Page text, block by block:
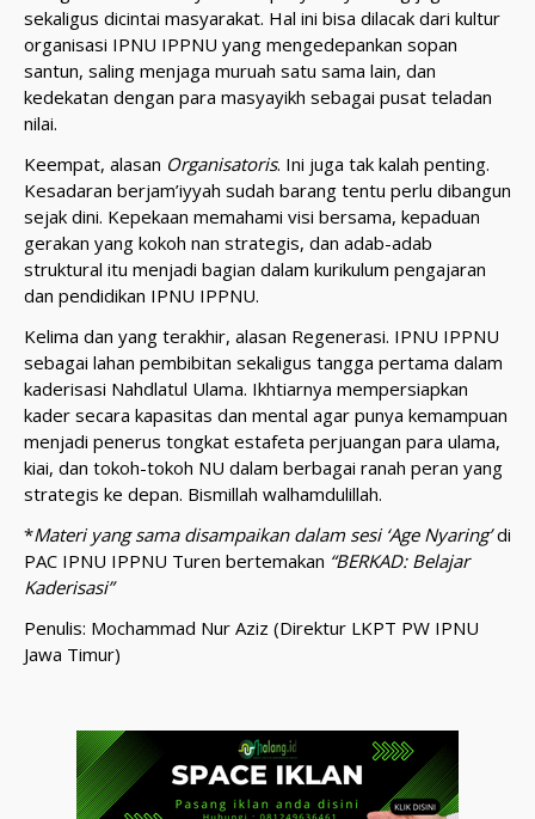
sekaligus dicintai masyarakat. Hal ini bisa dilacak dari kultur
organisasi IPNU IPPNU yang mengedepankan sopan
santun, saling menjaga muruah satu sama lain, dan
kedekatan dengan para masyayikh sebagai pusat teladan
nilai.
Keempat, alasan Organisatoris. Ini juga tak kalah penting.
Kesadaran berjam’iyyah sudah barang tentu perlu dibangun
sejak dini. Kepekaan memahami visi bersama, kepaduan
gerakan yang kokoh nan strategis, dan adab-adab
struktural itu menjadi bagian dalam kurikulum pengajaran
dan pendidikan IPNU IPPNU.
Kelima dan yang terakhir, alasan Regenerasi. IPNU IPPNU
sebagai lahan pembibitan sekaligus tangga pertama dalam
kaderisasi Nahdlatul Ulama. Ikhtiarnya mempersiapkan
kader secara kapasitas dan mental agar punya kemampuan
menjadi penerus tongkat estafeta perjuangan para ulama,
kiai, dan tokoh-tokoh NU dalam berbagai ranah peran yang
strategis ke depan. Bismillah walhamdulillah.
*Materi yang sama disampaikan dalam sesi ‘Age Nyaring’di
PAC IPNU IPPNU Turen bertemakan “BERKAD: Belajar
Kaderisasi”
Penulis: Mochammad Nur Aziz (Direktur LKPT PW IPNU
Jawa Timur)